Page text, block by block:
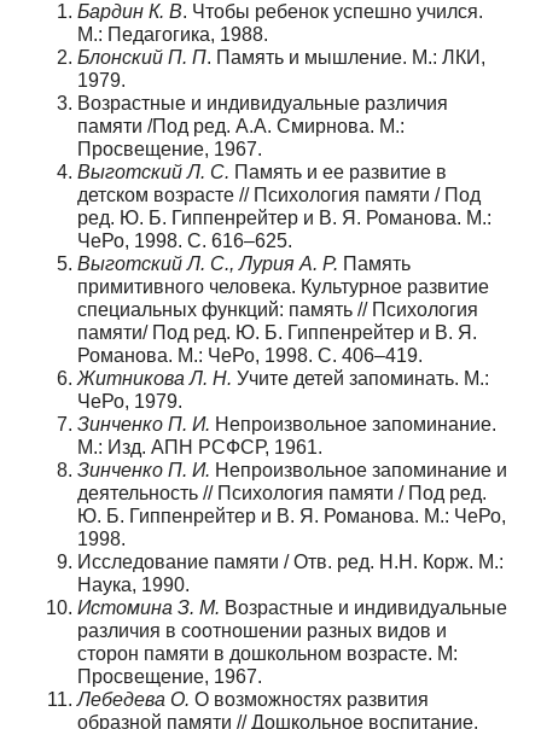
Бардин К. В. Чтобы ребенок успешно учился.
М.: Педагогика, 1988.
Блонский П. П. Память и мышление. М.: ЛКИ,
1979.
Возрастные и индивидуальные различия
памяти /Под ред. А.А. Смирнова. М.:
Просвещение, 1967.
Выготский Л. С. Память и ее развитие в
детском возрасте // Психология памяти / Под
ред. Ю. Б. Гиппенрейтер и В. Я. Романова. М.:
ЧеРо, 1998. С. 616–625.
Выготский Л. С., Лурия А. Р. Память
примитивного человека. Культурное развитие
специальных функций: память // Психология
памяти/ Под ред. Ю. Б. Гиппенрейтер и В. Я.
Романова. М.: ЧеРо, 1998. С. 406–419.
Житникова Л. Н. Учите детей запоминать. М.:
ЧеРо, 1979.
Зинченко П. И. Непроизвольное запоминание.
М.: Изд. АПН РСФСР, 1961.
Зинченко П. И. Непроизвольное запоминание и
деятельность // Психология памяти / Под ред.
Ю. Б. Гиппенрейтер и В. Я. Романова. М.: ЧеРо,
1998.
Исследование памяти / Отв. ред. Н.Н. Корж. М.:
Наука, 1990.
Истомина З. М. Возрастные и индивидуальные
различия в соотношении разных видов и
сторон памяти в дошкольном возрасте. М:
Просвещение, 1967.
Лебедева О. О возможностях развития
образной памяти // Дошкольное воспитание.